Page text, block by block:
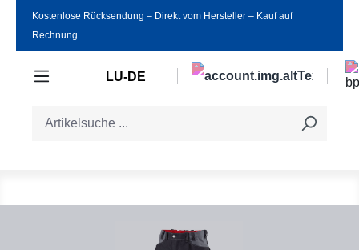
Zum Hauptinhalt springen
Kostenlose Rücksendung ‒ Direkt vom Hersteller ‒ Kauf auf
Rechnung
LU-DE